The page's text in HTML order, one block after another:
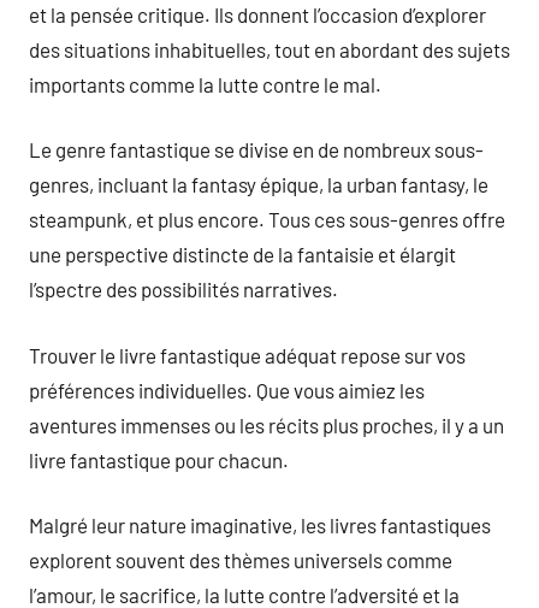
et la pensée critique. Ils donnent l’occasion d’explorer
des situations inhabituelles, tout en abordant des sujets
importants comme la lutte contre le mal.
Le genre fantastique se divise en de nombreux sous-
genres, incluant la fantasy épique, la urban fantasy, le
steampunk, et plus encore. Tous ces sous-genres offre
une perspective distincte de la fantaisie et élargit
l’spectre des possibilités narratives.
Trouver le livre fantastique adéquat repose sur vos
préférences individuelles. Que vous aimiez les
aventures immenses ou les récits plus proches, il y a un
livre fantastique pour chacun.
Malgré leur nature imaginative, les livres fantastiques
explorent souvent des thèmes universels comme
l’amour, le sacrifice, la lutte contre l’adversité et la